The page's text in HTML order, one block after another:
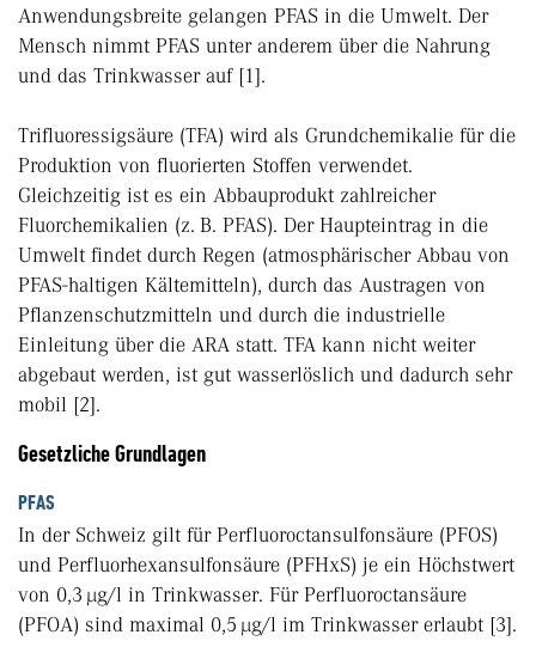
Anwendungs­breite gelangen PFAS in die Umwelt. Der
Mensch nimmt PFAS unter anderem über die Nahrung
und das Trinkwasser auf [1].
Trifluoressigsäure (TFA) wird als Grundchemikalie für die
Produktion von fluorierten Stoffen verwendet.
Gleichzeitig ist es ein Abbauprodukt zahlreicher
Fluorchemikalien (z. B. PFAS). Der Haupteintrag in die
Umwelt findet durch Regen (atmosphärischer Abbau von
PFAS-haltigen Kältemitteln), durch das Austragen von
Pflanzenschutzmitteln und durch die industrielle
Einleitung über die ARA statt. TFA kann nicht weiter
abgebaut werden, ist gut wasserlöslich und dadurch sehr
mobil [2].
Gesetzliche Grundlagen
PFAS
In der Schweiz gilt für Perfluoroctansulfonsäure (PFOS)
und Perfluorhexansulfonsäure (PFHxS) je ein Höchstwert
von 0,3 µg/l in Trinkwasser. Für Perfluor­octansäure
(PFOA) sind maximal 0,5 µg/l im Trinkwasser erlaubt [3].